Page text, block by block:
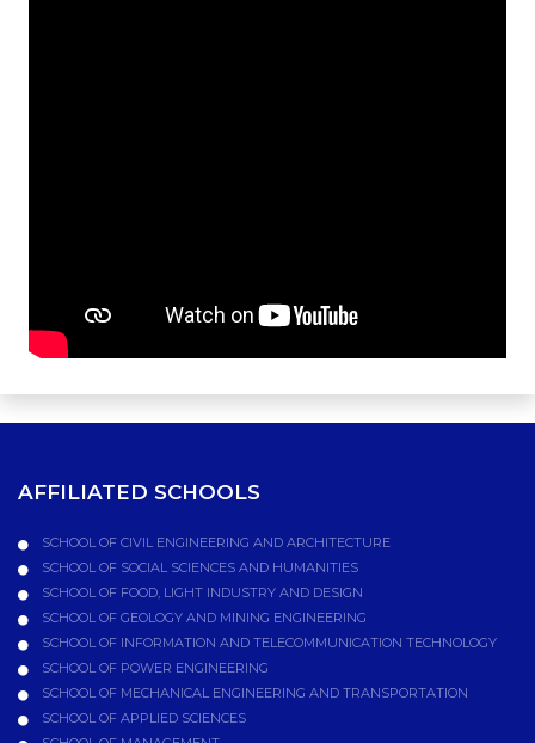
AFFILIATED SCHOOLS
SCHOOL OF CIVIL ENGINEERING AND ARCHITECTURE
SCHOOL OF SOCIAL SCIENCES AND HUMANITIES
SCHOOL OF FOOD, LIGHT INDUSTRY AND DESIGN
SCHOOL OF GEOLOGY AND MINING ENGINEERING
SCHOOL OF INFORMATION AND TELECOMMUNICATION TECHNOLOGY
SCHOOL OF POWER ENGINEERING
SCHOOL OF MECHANICAL ENGINEERING AND TRANSPORTATION
SCHOOL OF APPLIED SCIENCES